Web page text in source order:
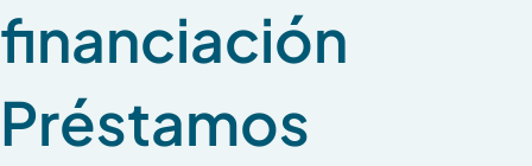
financiación
Préstamos